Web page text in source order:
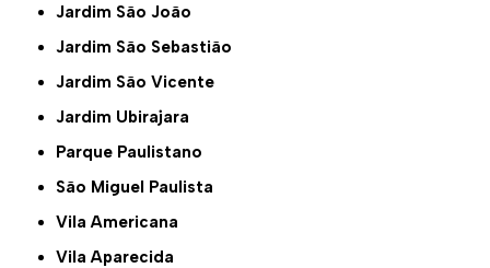
Jardim São João
Jardim São Sebastião
Jardim São Vicente
Jardim Ubirajara
Parque Paulistano
São Miguel Paulista
Vila Americana
Vila Aparecida